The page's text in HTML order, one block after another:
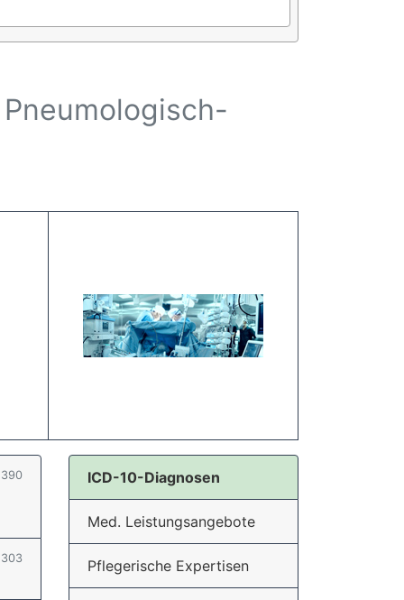
ICD-10-Diagnosen
Med. Leistungsangebote
Pflegerische Expertisen